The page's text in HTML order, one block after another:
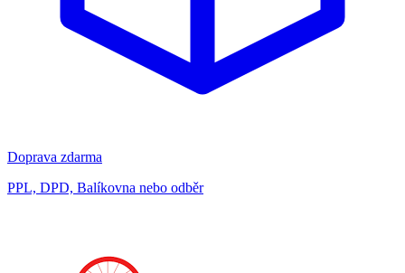
Doprava zdarma
PPL, DPD, Balíkovna nebo odběr